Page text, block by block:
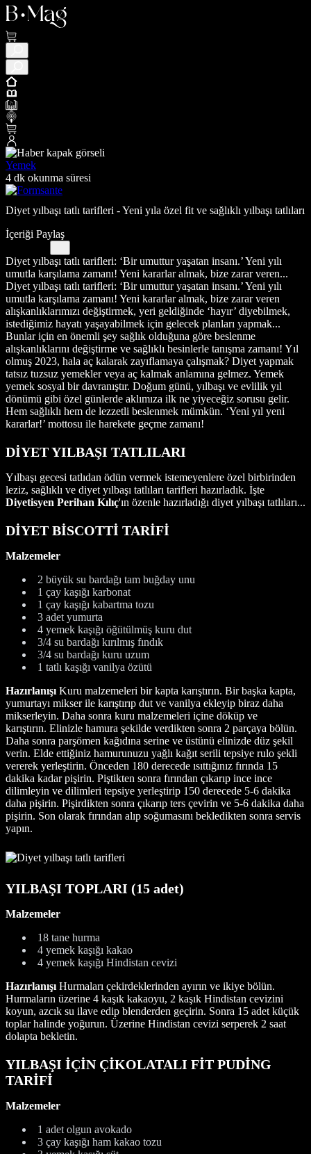
Yemek
4 dk okunma süresi
Diyet yılbaşı tatlı tarifleri - Yeni yıla özel fit ve sağlıklı yılbaşı tatlıları
İçeriği Paylaş
Diyet yılbaşı tatlı tarifleri: ‘Bir umuttur yaşatan insanı.’ Yeni yılı
umutla karşılama zamanı! Yeni kararlar almak, bize zarar veren...
Diyet yılbaşı tatlı tarifleri: ‘Bir umuttur yaşatan insanı.’ Yeni yılı
umutla karşılama zamanı! Yeni kararlar almak, bize zarar veren
alışkanlıklarımızı değiştirmek, yeri geldiğinde ‘hayır’ diyebilmek,
istediğimiz hayatı yaşayabilmek için gelecek planları yapmak...
Bunlar için en önemli şey sağlık olduğuna göre beslenme
alışkanlıklarını değiştirme ve sağlıklı besinlerle tanışma zamanı! Yıl
olmuş 2023, hala aç kalarak zayıflamaya çalışmak? Diyet yapmak
tatsız tuzsuz yemekler veya aç kalmak anlamına gelmez. Yemek
yemek sosyal bir davranıştır. Doğum günü, yılbaşı ve evlilik yıl
dönümü gibi özel günlerde aklımıza ilk ne yiyeceğiz sorusu gelir.
Hem sağlıklı hem de lezzetli beslenmek mümkün. ‘Yeni yıl yeni
kararlar!’ mottosu ile harekete geçme zamanı!
DİYET YILBAŞI TATLILARI
Yılbaşı gecesi tatlıdan ödün vermek istemeyenlere özel birbirinden
leziz, sağlıklı ve diyet yılbaşı tatlıları tarifleri hazırladık. İşte
Diyetisyen Perihan Kılıç'ın özenle hazırladığı diyet yılbaşı tatlıları...
DİYET BİSCOTTİ TARİFİ
Malzemeler
2 büyük su bardağı tam buğday unu
1 çay kaşığı karbonat
1 çay kaşığı kabartma tozu
3 adet yumurta
4 yemek kaşığı öğütülmüş kuru dut
3/4 su bardağı kırılmış fındık
3/4 su bardağı kuru uzum
1 tatlı kaşığı vanilya özütü
Hazırlanışı Kuru malzemeleri bir kapta karıştırın. Bir başka kapta,
yumurtayı mikser ile karıştırıp dut ve vanilya ekleyip biraz daha
mikserleyin. Daha sonra kuru malzemeleri içine döküp ve
karıştırın. Elinizle hamura şekilde verdikten sonra 2 parçaya bölün.
Daha sonra parşömen kağıdına serine ve üstünü elinizde düz şekil
verin. Elde ettiğiniz hamurunuzu yağlı kağıt serili tepsiye rulo şekli
vererek yerleştirin. Önceden 180 derecede ısıttığınız fırında 15
dakika kadar pişirin. Piştikten sonra fırından çıkarıp ince ince
dilimleyin ve dilimleri tepsiye yerleştirip 150 derecede 5-6 dakika
daha pişirin. Pişirdikten sonra çıkarıp ters çevirin ve 5-6 dakika daha
pişirin. Son olarak fırından alıp soğumasını bekledikten sonra servis
yapın.
YILBAŞI TOPLARI (15 adet)
Malzemeler
18 tane hurma
4 yemek kaşığı kakao
4 yemek kaşığı Hindistan cevizi
Hazırlanışı Hurmaları çekirdeklerinden ayırın ve ikiye bölün.
Hurmaların üzerine 4 kaşık kakaoyu, 2 kaşık Hindistan cevizini
koyun, azcık su ilave edip blenderden geçirin. Sonra 15 adet küçük
toplar halinde yoğurun. Üzerine Hindistan cevizi serperek 2 saat
dolapta bekletin.
YILBAŞI İÇİN ÇİKOLATALI FİT PUDİNG
TARİFİ
Malzemeler
1 adet olgun avokado
3 çay kaşığı ham kakao tozu